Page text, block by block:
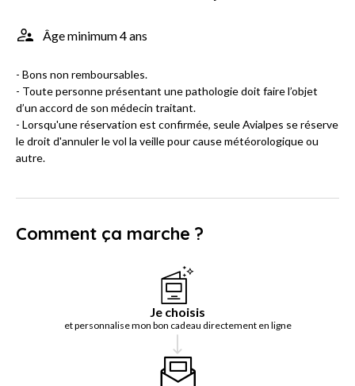
Âge minimum 4 ans
- Bons non remboursables.
- Toute personne présentant une pathologie doit faire l’objet
d’un accord de son médecin traitant.
- Lorsqu'une réservation est confirmée, seule Avialpes se réserve
le droit d'annuler le vol la veille pour cause météorologique ou
autre.
Comment ça marche ?
Je choisis
et personnalise mon bon cadeau directement en ligne